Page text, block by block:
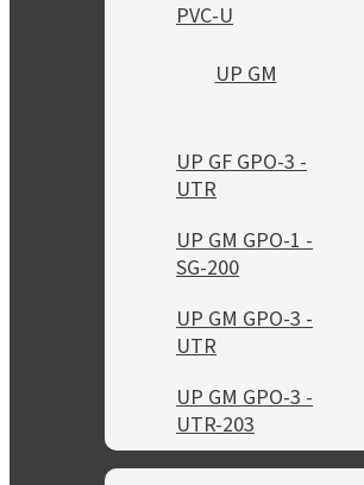
PVC-U
UP GM
UP GF GPO-3 -
UTR
UP GM GPO-1 -
SG-200
UP GM GPO-3 -
UTR
UP GM GPO-3 -
UTR-203